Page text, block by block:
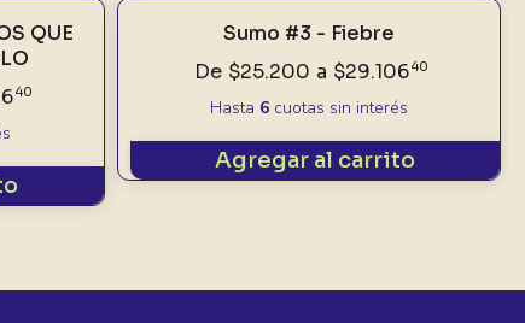
QUE
40
Sumo #3 - Fiebre
De $25.200 a $29.10640
Hasta 6cuotas sin interés
Agregar al carrito